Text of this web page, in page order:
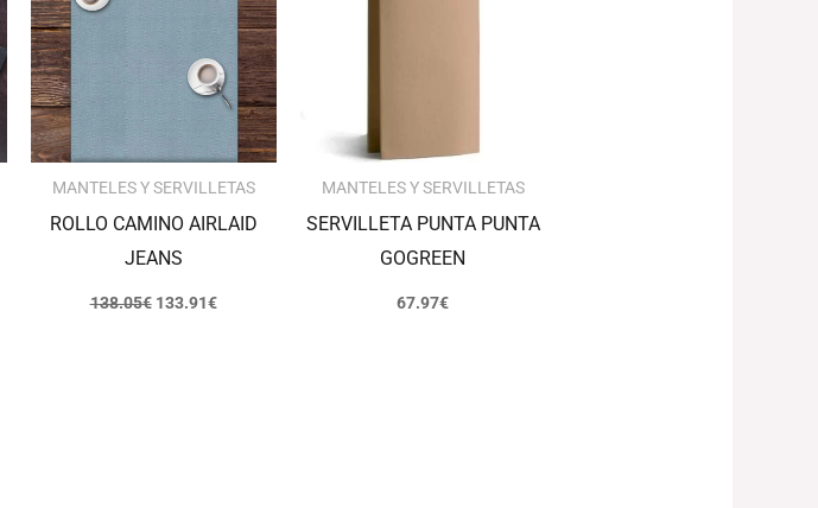
MANTELES Y SERVILLETAS
ROLLO CAMINO AIRLAID
JEANS
138.05€
138.05€.
133.91€
133.91€.
MANTELES Y SERVILLETAS
SERVILLETA PUNTA PUNTA
GOGREEN
67.97€